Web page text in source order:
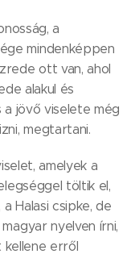
a
mindenképpen
ott van, ahol
alakul és
a jövő viselete még
megtartani.
amelyek a
töltik el,
Halasi csipke, de
nyelven írni,
kellene erről